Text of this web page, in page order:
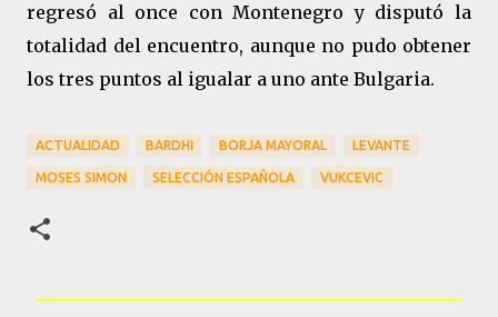
regresó al once con Montenegro y disputó la
totalidad del encuentro, aunque no pudo obtener
los tres puntos al igualar a uno ante Bulgaria.
ACTUALIDAD BARDHI BORJA MAYORAL LEVANTE
MOSES SIMON SELECCIÓN ESPAÑOLA VUKCEVIC